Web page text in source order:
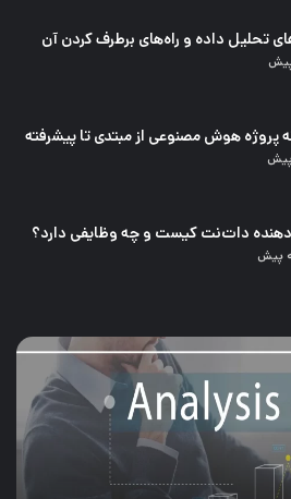
تحلیل داده و راه‌های برطرف کردن آن
دات‌نت کیست و چه وظایفی دارد؟
۲۱